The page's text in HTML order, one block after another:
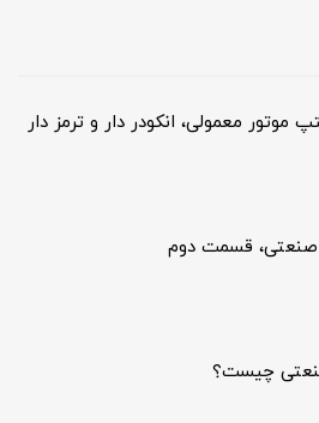
موتور معمولی، انکودر دار و ترمز دار
صنعتی، قسمت دوم
چیست؟